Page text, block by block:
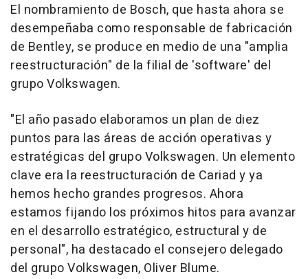
El nombramiento de Bosch, que hasta ahora se
desempeñaba como responsable de fabricación
de Bentley, se produce en medio de una "amplia
reestructuración" de la filial de 'software' del
grupo Volkswagen.
"El año pasado elaboramos un plan de diez
puntos para las áreas de acción operativas y
estratégicas del grupo Volkswagen. Un elemento
clave era la reestructuración de Cariad y ya
hemos hecho grandes progresos. Ahora
estamos fijando los próximos hitos para avanzar
en el desarrollo estratégico, estructural y de
personal", ha destacado el consejero delegado
del grupo Volkswagen, Oliver Blume.